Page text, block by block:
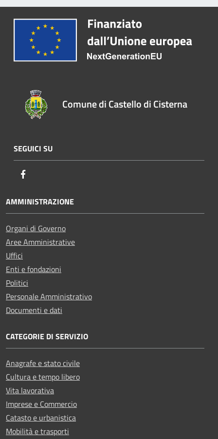
Comune di Castello di Cisterna
SEGUICI SU
AMMINISTRAZIONE
Organi di Governo
Aree Amministrative
Uffici
Enti e fondazioni
Politici
Personale Amministrativo
Documenti e dati
CATEGORIE DI SERVIZIO
Anagrafe e stato civile
Cultura e tempo libero
Vita lavorativa
Imprese e Commercio
Catasto e urbanistica
Mobilità e trasporti